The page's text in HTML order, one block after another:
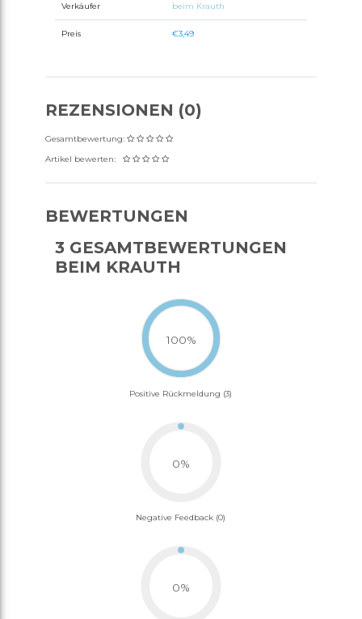
Verkäufer beim Krauth
Preis €3,49
REZENSIONEN (0)
Gesamtbewertung:
Artikel bewerten:
BEWERTUNGEN
3 GESAMTBEWERTUNGEN
BEIM KRAUTH
100%
Positive Rückmeldung (3)
0%
Negative Feedback (0)
0%